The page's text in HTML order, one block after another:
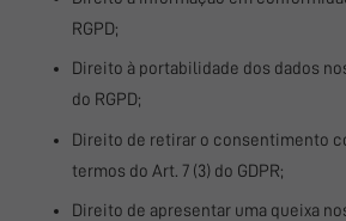
RGPD;
Direito à portabilidade dos dados
do RGPD;
Direito de retirar o consentimento
termos do Art. 7 (3) do GDPR;
Direito de apresentar uma queixa